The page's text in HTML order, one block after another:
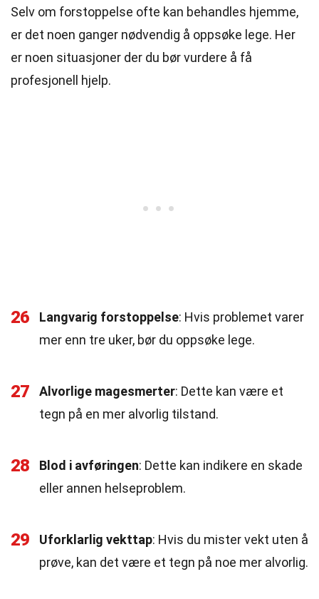
Selv om forstoppelse ofte kan behandles hjemme,
er det noen ganger nødvendig å oppsøke lege. Her
er noen situasjoner der du bør vurdere å få
profesjonell hjelp.
26 Langvarig forstoppelse: Hvis problemet varer
mer enn tre uker, bør du oppsøke lege.
27 Alvorlige magesmerter: Dette kan være et
tegn på en mer alvorlig tilstand.
28 Blod i avføringen: Dette kan indikere en skade
eller annen helseproblem.
29 Uforklarlig vekttap: Hvis du mister vekt uten å
prøve, kan det være et tegn på noe mer alvorlig.